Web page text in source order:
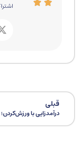
اشتراک بذار